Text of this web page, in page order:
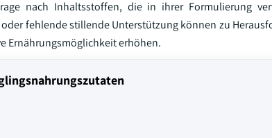
nach Inhaltsstoffen, die in ihrer Formulierung
fehlende stillende Unterstützung können zu
Ernährungsmöglichkeit erhöhen.